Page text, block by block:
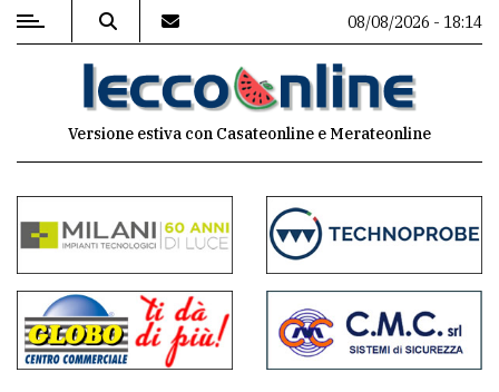
MENU
commenti
Contenuti
del
sito
08/08/2026 - 18:14
Versione estiva con Casateonline e Merateonline